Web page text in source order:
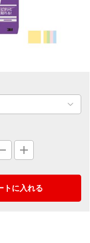
トに入れる